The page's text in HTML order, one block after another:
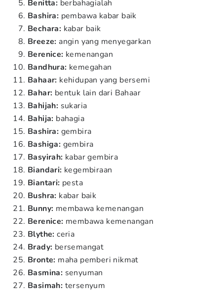
Benitta: berbahagialah
Bashira: pembawa kabar baik
Bechara: kabar baik
Breeze: angin yang menyegarkan
Berenice: kemenangan
Bandhura: kemegahan
Bahaar: kehidupan yang bersemi
Bahar: bentuk lain dari Bahaar
Bahijah: sukaria
Bahija: bahagia
Bashira: gembira
Bashiga: gembira
Basyirah: kabar gembira
Biandari: kegembiraan
Biantari: pesta
Bushra: kabar baik
Bunny: membawa kemenangan
Berenice: membawa kemenangan
Blythe:ceria
Brady: bersemangat
Bronte: maha pemberi nikmat
Basmina: senyuman
Basimah: tersenyum